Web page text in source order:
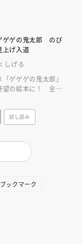
ゲゲの鬼太郎 のび
げ入道
しげる
ゲゲゲの鬼太郎」
望の絵本に！ 全ペ
きます。妖怪ずか
試し読み
ブックマーク